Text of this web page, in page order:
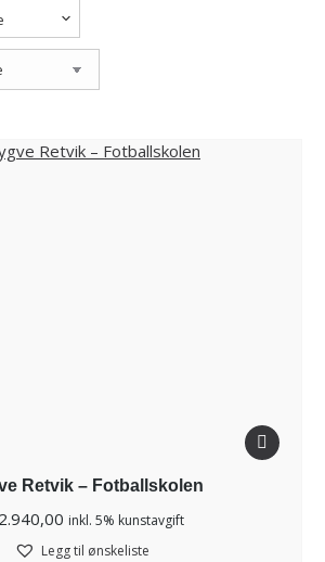
Retvik – Fotballskolen
2.940,00 inkl. 5% kunstavgift
Legg til ønskeliste